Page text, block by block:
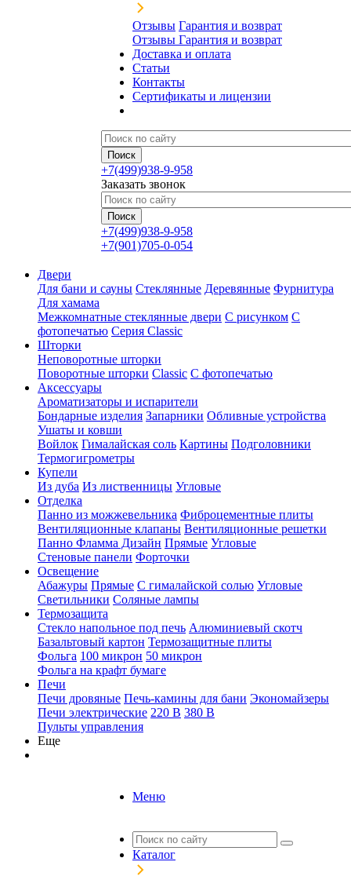
Отзывы Гарантия и возврат
Отзывы Гарантия и возврат
Доставка и оплата
Статьи
Контакты
Сертификаты и лицензии
+7(499)938-9-958
Заказать звонок
+7(499)938-9-958
+7(901)705-0-054
Двери
Для бани и сауны Стеклянные Деревянные Фурнитура
Для хамама
Межкомнатные стеклянные двери С рисунком С
фотопечатью Серия Classic
Шторки
Неповоротные шторки
Поворотные шторки Classic С фотопечатью
Аксессуары
Ароматизаторы и испарители
Бондарные изделия Запарники Обливные устройства
Ушаты и ковши
Войлок Гималайская соль Картины Подголовники
Термогигрометры
Купели
Из дуба Из лиственницы Угловые
Отделка
Панно из можжевельника Фиброцементные плиты
Вентиляционные клапаны Вентиляционные решетки
Панно Фламма Дизайн Прямые Угловые
Стеновые панели Форточки
Освещение
Абажуры Прямые С гималайской солью Угловые
Светильники Соляные лампы
Термозащита
Стекло напольное под печь Алюминиевый скотч
Базальтовый картон Термозащитные плиты
Фольга 100 микрон 50 микрон
Фольга на крафт бумаге
Печи
Печи дровяные Печь-камины для бани Экономайзеры
Печи электрические 220 В 380 В
Пульты управления
Еще
Меню
Каталог